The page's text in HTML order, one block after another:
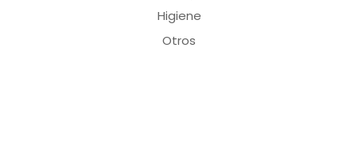
Higiene
Otros